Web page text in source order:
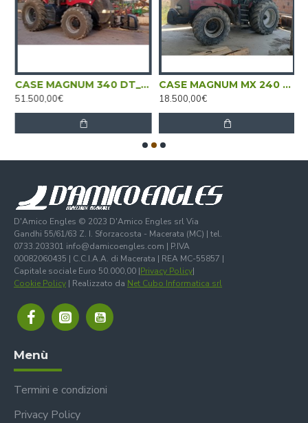
CASE MAGNUM 340 DT____TRATTORE GOMMATO
51.500,00€
CASE MAGNUM MX 240 DT____TRATTORE
18.500,00€
D'Amico Engles © 2023 D'Amico Engles srl Via
Gandhi 55/61/63 Z. I. Sforzacosta - Macerata (MC) | tel.
0733.203301 info@damicoengles.com | P.IVA
00082060435 | C.C.I.A.A. di Macerata | REA MC-55857 |
Capitale sociale Euro 50.000,00 |Privacy Policy|
Cookie Policy | Realizzato da Net Cubo Informatica srl
Menù
Termini e condizioni
Privacy Policy